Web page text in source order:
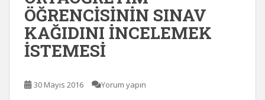
ÖĞRENCİSİNİN SINAV
KAĞIDINI İNCELEMEK
İSTEMESİ
30 Mayıs 2016 Yorum yapın